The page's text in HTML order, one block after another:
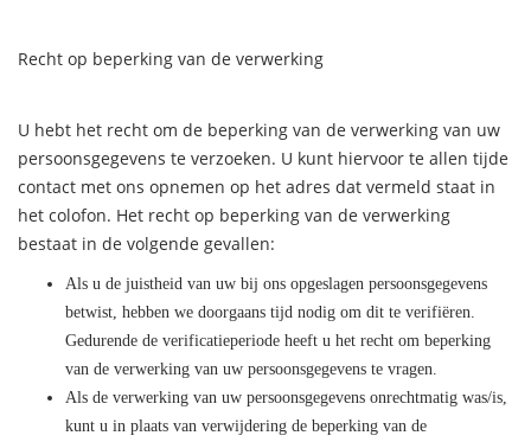
Recht op beperking van de verwerking
U hebt het recht om de beperking van de verwerking van uw
persoonsgegevens te verzoeken. U kunt hiervoor te allen tijde
contact met ons opnemen op het adres dat vermeld staat in
het colofon. Het recht op beperking van de verwerking
bestaat in de volgende gevallen:
Als u de juistheid van uw bij ons opgeslagen persoonsgegevens
betwist, hebben we doorgaans tijd nodig om dit te verifiëren.
Gedurende de verificatieperiode heeft u het recht om beperking
van de verwerking van uw persoonsgegevens te vragen.
Als de verwerking van uw persoonsgegevens onrechtmatig was/is,
kunt u in plaats van verwijdering de beperking van de